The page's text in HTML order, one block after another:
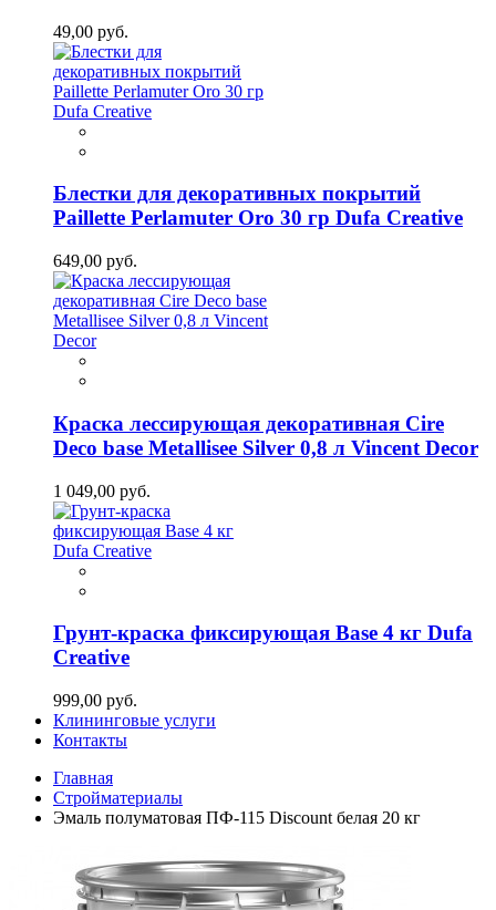
49,00 руб.
Блестки для декоративных покрытий
Paillette Perlamuter Oro 30 гр Dufa Creative
649,00 руб.
Краска лессирующая декоративная Cire
Deco base Metallisee Silver 0,8 л Vincent Decor
1 049,00 руб.
Грунт-краска фиксирующая Base 4 кг Dufa
Creative
999,00 руб.
Клининговые услуги
Контакты
Главная
Стройматериалы
Эмаль полуматовая ПФ-115 Discount белая 20 кг